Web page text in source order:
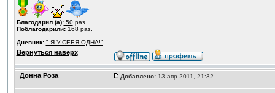
Благодарил (а):50раз.
Поблагодарили:168 раз.
Дневник: " Я У СЕБЯ ОДНА!"
Вернуться наверх
Донна Роза Добавлено:13 апр 2011, 21:32